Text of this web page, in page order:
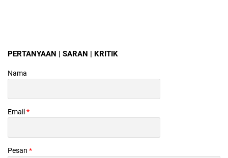
PERTANYAAN | SARAN | KRITIK
Nama
Email *
Pesan *